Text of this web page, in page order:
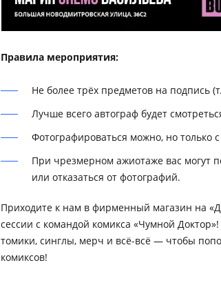
Правила мероприятия:
Не более трёх предметов на подпись
Лучше всего автограф будет
Фотографироваться можно, но только с
При чрезмерном ажиотаже вас могут
или отказаться от фотографий.
Приходите к нам в фирменный магазин на
сессии с командой комикса «Чумной
томики, синглы, мерч и всё-всё — чтобы
комиксов!